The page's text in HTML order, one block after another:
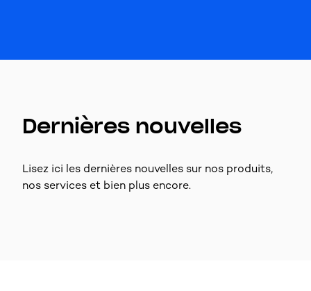
Dernières nouvelles
Lisez ici les dernières nouvelles sur nos produits,
nos services et bien plus encore.